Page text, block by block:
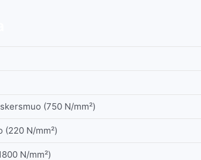
(750 N/mm²)
(220 N/mm²)
N/mm²)